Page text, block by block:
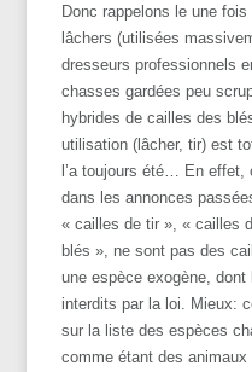
Donc rappelons le une
lâchers (utilisées
dresseurs professionnels
chasses gardées peu
hybrides de cailles des
utilisation (lâcher, tir) est
l’a toujours été… En effet,
dans les annonces
« cailles de tir », « cailles
blés », ne sont pas des
une espèce exogène,
interdits par la loi. Mieux:
sur la liste des espèces
comme étant des